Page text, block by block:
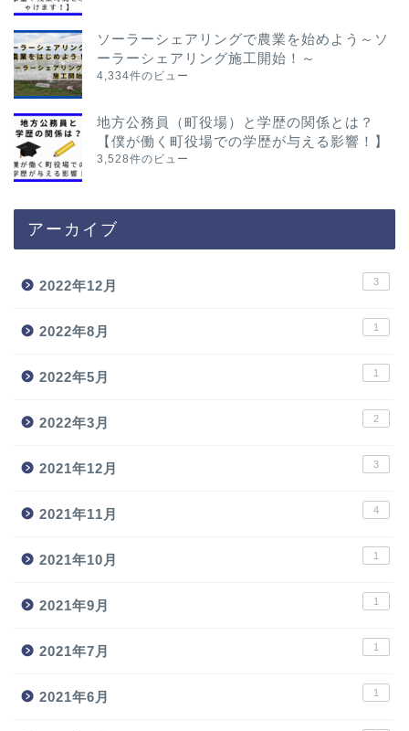
ソーラーシェアリングで農業を始めよう～ソ
ーラーシェアリング施工開始！～
4,334件のビュー
地方公務員（町役場）と学歴の関係とは？
【僕が働く町役場での学歴が与える影響！】
3,528件のビュー
アーカイブ
2022年12月 3
2022年8月 1
2022年5月 1
2022年3月 2
2021年12月 3
2021年11月 4
2021年10月 1
2021年9月 1
2021年7月 1
2021年6月 1